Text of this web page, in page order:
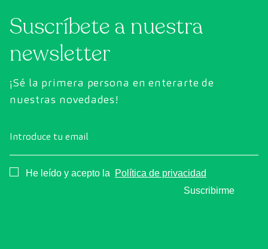
Suscríbete a nuestra
newsletter
¡Sé la primera persona en enterarte de
nuestras novedades!
Introduce tu email
Consentimiento
He leído y acepto la
Política de privacidad
Suscribirme